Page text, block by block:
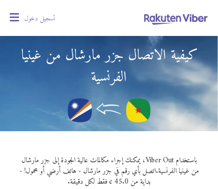
تسجيل دخول
كيفية الاتصال جزر مارشال من غينيا
الفرنسية
باستخدام Viber Out، يمكنك إجراء مكالمات عالية الجودة إلى جزر مارشال
من غينيا الفرنسية.اتصل بأي رقم في جزر مارشال - هاتف أرضي أو محمول! -
بداية من 45.0 ¢ فقط لكل دقيقة.